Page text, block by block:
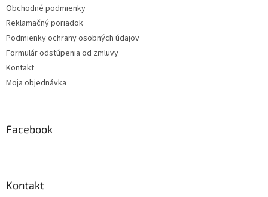
Obchodné podmienky
Reklamačný poriadok
Podmienky ochrany osobných údajov
Formulár odstúpenia od zmluvy
Kontakt
Moja objednávka
Facebook
Kontakt